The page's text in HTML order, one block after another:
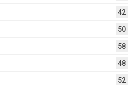
42
50
58
48
52